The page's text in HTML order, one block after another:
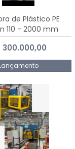
de Plástico PE
110 - 2000 mm
300.000,00